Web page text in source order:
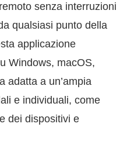
senza interruzioni
qualsiasi punto della
applicazione
Windows, macOS,
adatta a un’ampia
e individuali, come
dei dispositivi e